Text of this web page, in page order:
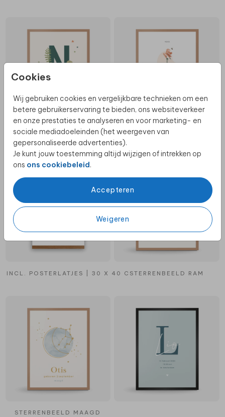
Cookies
Wij gebruiken cookies en vergelijkbare technieken om een
betere gebruikerservaring te bieden, ons websiteverkeer
en onze prestaties te analyseren en voor marketing- en
sociale mediadoeleinden (het weergeven van
gepersonaliseerde advertenties).
Je kunt jouw toestemming altijd wijzigen of intrekken op
ons ons cookiebeleid.
Accepteren
Weigeren
GEBOORTEBLOEM JUNI
INCL. POSTERLATJES | 30 X 40 CMSTERRENBEELD RAM
STERRENBEELD MAAGD